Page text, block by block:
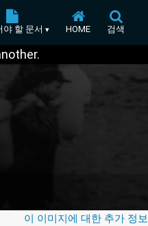
야 할 문서 ▾ HOME 검색
이 이미지에 대한 추가 정보